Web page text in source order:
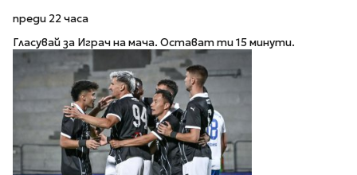
преди 22 часа
Гласувай за Играч на мача. Остават ти 15 минути.